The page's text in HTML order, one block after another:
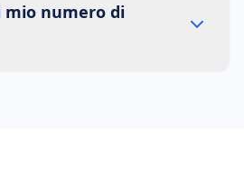
mio numero di